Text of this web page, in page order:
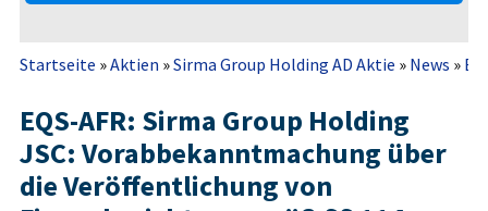
Startseite »Aktien »Sirma Group Holding AD Aktie » News »
EQS-AFR: Sirma Group Holding
JSC: Vorabbekanntmachung über
die Veröffentlichung von